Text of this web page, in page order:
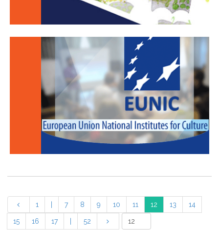
1 7 8 9 10 11 12 13 14
15 16 17 52